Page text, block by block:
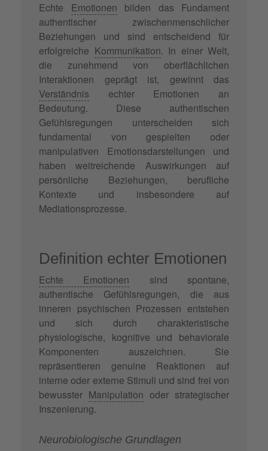
Echte Emotionen bilden das Fundament
authentischer zwischenmenschlicher
Beziehungen und sind entscheidend für
erfolgreiche Kommunikation. In einer Welt,
die zunehmend von oberflächlichen
Interaktionen geprägt ist, gewinnt das
Verständnis echter Emotionen an
Bedeutung. Diese authentischen
Gefühlsregungen unterscheiden sich
fundamental von gespielten oder
manipulativen Emotionsdarstellungen und
haben weitreichende Auswirkungen auf
persönliche Beziehungen, berufliche
Kontexte und insbesondere auf
Mediationsprozesse.
Definition echter Emotionen
Echte Emotionen sind spontane,
authentische Gefühlsregungen, die aus
inneren psychischen Prozessen entstehen
und sich durch charakteristische
physiologische, kognitive und behaviorale
Komponenten auszeichnen. Sie
repräsentieren genuine Reaktionen auf
interne oder externe Stimuli und sind frei von
bewusster Manipulation oder strategischer
Inszenierung.
Neurobiologische Grundlagen